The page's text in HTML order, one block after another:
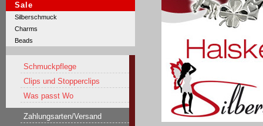
Sale
Silberschmuck
Charms
Beads
Schmuckpflege
Clips und Stopperclips
Was passt Wo
Zahlungsarten/Versand